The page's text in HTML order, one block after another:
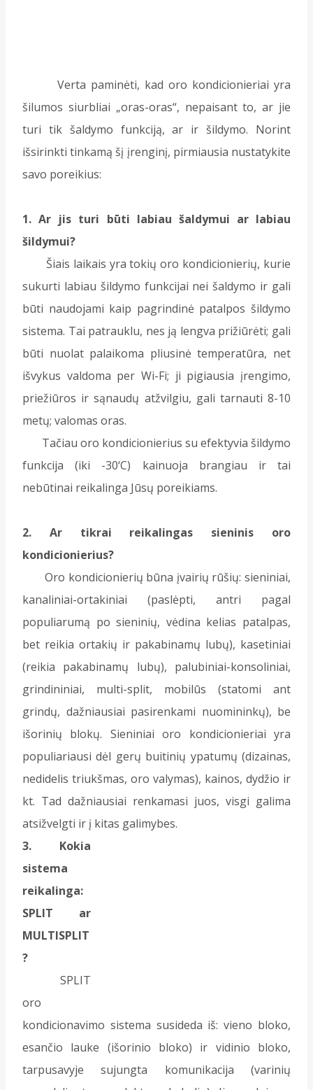
Verta paminėti, kad oro kondicionieriai yra
šilumos siurbliai „oras-oras“, nepaisant to, ar jie
turi tik šaldymo funkciją, ar ir šildymo. Norint
išsirinkti tinkamą šį įrenginį, pirmiausia nustatykite
savo poreikius:
1. Ar jis turi būti labiau šaldymui ar labiau
šildymui?
Šiais laikais yra tokių oro kondicionierių, kurie
sukurti labiau šildymo funkcijai nei šaldymo ir gali
būti naudojami kaip pagrindinė patalpos šildymo
sistema. Tai patrauklu, nes ją lengva prižiūrėti; gali
būti nuolat palaikoma pliusinė temperatūra, net
išvykus valdoma per Wi-Fi; ji pigiausia įrengimo,
priežiūros ir sąnaudų atžvilgiu, gali tarnauti 8-10
metų; valomas oras.
Tačiau oro kondicionierius su efektyvia šildymo
funkcija (iki -30‘C) kainuoja brangiau ir tai
nebūtinai reikalinga Jūsų poreikiams.
2. Ar tikrai reikalingas sieninis oro
kondicionierius?
Oro kondicionierių būna įvairių rūšių: sieniniai,
kanaliniai-ortakiniai (paslėpti, antri pagal
populiarumą po sieninių, vėdina kelias patalpas,
bet reikia ortakių ir pakabinamų lubų), kasetiniai
(reikia pakabinamų lubų), palubiniai-konsoliniai,
grindininiai, multi-split, mobilūs (statomi ant
grindų, dažniausiai pasirenkami nuomininkų), be
išorinių blokų. Sieniniai oro kondicionieriai yra
populiariausi dėl gerų buitinių ypatumų (dizainas,
nedidelis triukšmas, oro valymas), kainos, dydžio ir
kt. Tad dažniausiai renkamasi juos, visgi galima
atsižvelgti ir į kitas galimybes.
3. Kokia
sistema
reikalinga:
SPLIT ar
MULTISPLIT
?
SPLIT
oro
kondicionavimo sistema susideda iš: vieno bloko,
esančio lauke (išorinio bloko) ir vidinio bloko,
tarpusavyje sujungta komunikacija (varinių